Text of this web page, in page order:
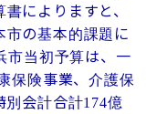
によりますと、
の基本的課題に
市当初予算は、一
保険事業、介護保
別会計合計174億